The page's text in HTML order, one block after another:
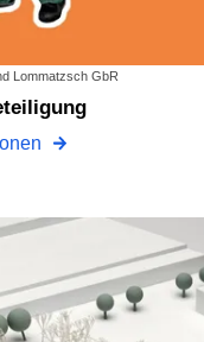
Lommatzsch GbR